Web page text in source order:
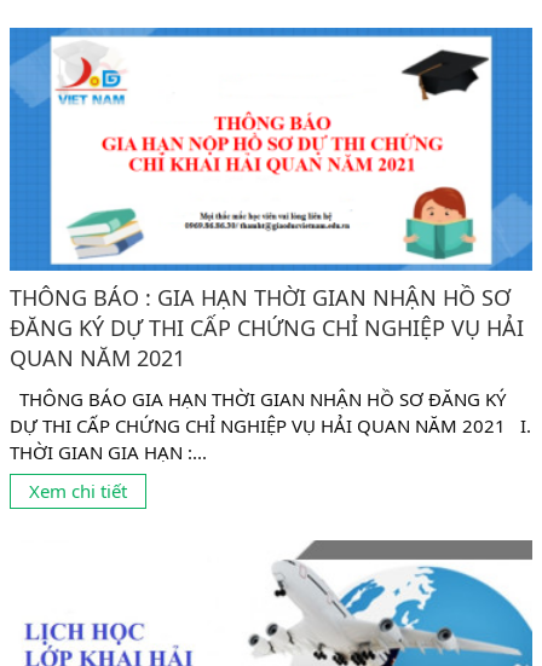
THÔNG BÁO : GIA HẠN THỜI GIAN NHẬN HỒ SƠ
ĐĂNG KÝ DỰ THI CẤP CHỨNG CHỈ NGHIỆP VỤ HẢI
QUAN NĂM 2021
THÔNG BÁO GIA HẠN THỜI GIAN NHẬN HỒ SƠ ĐĂNG KÝ
DỰ THI CẤP CHỨNG CHỈ NGHIỆP VỤ HẢI QUAN NĂM 2021 I.
THỜI GIAN GIA HẠN :...
Xem chi tiết